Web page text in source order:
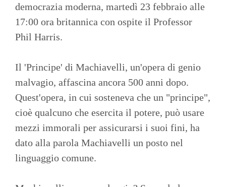
democrazia moderna, martedì 23 febbraio alle
17:00 ora britannica con ospite il Professor
Phil Harris.
Il 'Principe' di Machiavelli, un'opera di genio
malvagio, affascina ancora 500 anni dopo.
Quest'opera, in cui sosteneva che un "principe",
cioè qualcuno che esercita il potere, può usare
mezzi immorali per assicurarsi i suoi fini, ha
dato alla parola Machiavelli un posto nel
linguaggio comune.